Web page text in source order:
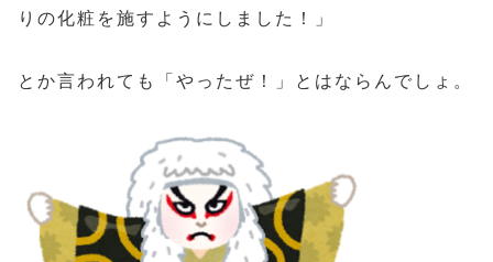
りの化粧を施すようにしました！」
とか言われても「やったぜ！」とはならんでしょ。